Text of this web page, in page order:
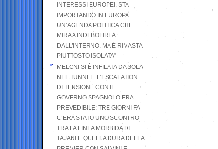
INTERESSI EUROPEI. STA
IMPORTANDO IN EUROPA
UN’AGENDA POLITICA CHE
MIRA A INDEBOLIRLA
DALL’INTERNO. MA È RIMASTA
PIUTTOSTO ISOLATA”
MELONI SI È INFILATA DA SOLA
NEL TUNNEL. L’ESCALATION
DI TENSIONE CON IL
GOVERNO SPAGNOLO ERA
PREVEDIBILE: TRE GIORNI FA
C’ERA STATO UNO SCONTRO
TRA LA LINEA MORBIDA DI
TAJANI E QUELLA DURA DELLA